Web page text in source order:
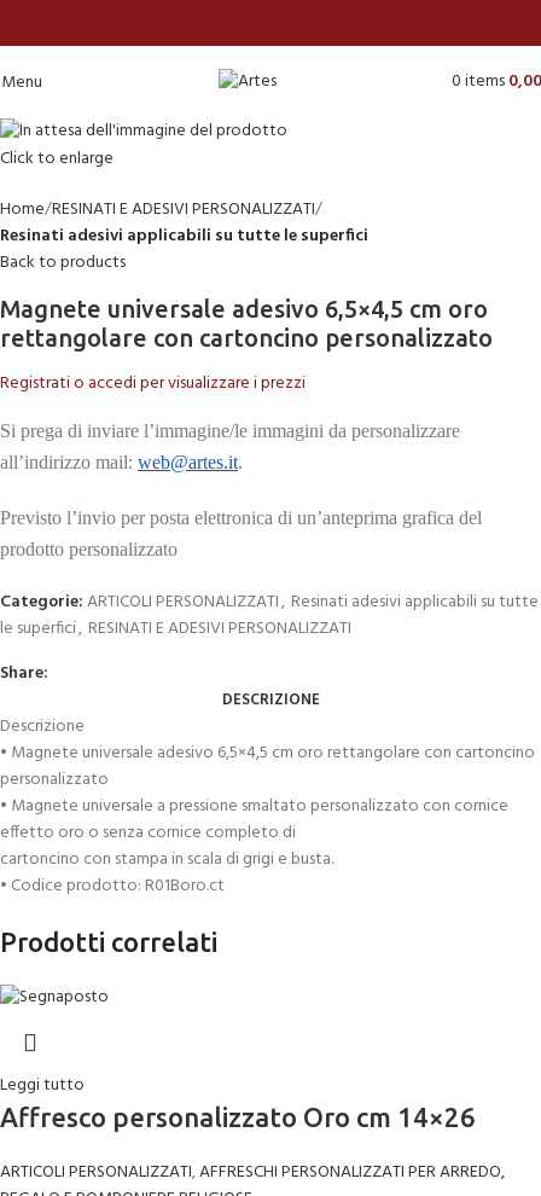
Menu 0items0,00
Click to enlarge
Home RESINATI E ADESIVI PERSONALIZZATI
Resinati adesivi applicabili su tutte le superfici
Back to products
Magnete universale adesivo 6,5×4,5 cm oro
rettangolare con cartoncino personalizzato
Registrati o accedi per visualizzare i prezzi
Si prega di inviare l’immagine/le immagini da personalizzare
all’indirizzo mail: web@artes.it.
Previsto l’invio per posta elettronica di un’anteprima grafica del
prodotto personalizzato
Categorie:ARTICOLI PERSONALIZZATI, Resinati adesivi applicabili su tutte
le superfici, RESINATI E ADESIVI PERSONALIZZATI
Share:
DESCRIZIONE
Descrizione
• Magnete universale adesivo 6,5×4,5 cm oro rettangolare con cartoncino
personalizzato
• Magnete universale a pressione smaltato personalizzato con cornice
effetto oro o senza cornice completo di
cartoncino con stampa in scala di grigi e busta.
• Codice prodotto: R01Boro.ct
Prodotti correlati
Leggi tutto
Affresco personalizzato Oro cm 14×26
ARTICOLI PERSONALIZZATI,AFFRESCHI PERSONALIZZATI PER ARREDO,